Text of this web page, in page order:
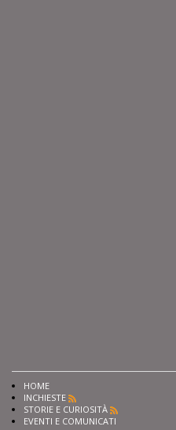
HOME
INCHIESTE
STORIE E CURIOSITÀ
EVENTI E COMUNICATI